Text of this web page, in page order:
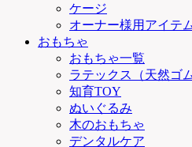
ケージ
オーナー様用アイテ
おもちゃ
おもちゃ一覧
ラテックス（天然ゴ
知育TOY
ぬいぐるみ
木のおもちゃ
デンタルケア